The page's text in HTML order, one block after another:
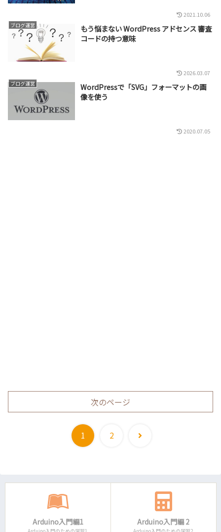
2021.10.06
ブログ運営
もう悩まない WordPress アドセンス 審査
コードの持つ意味
2026.03.07
ブログ運営
WordPressで「SVG」フォーマットの画
像を使う
2020.07.05
次のページ
1 2
次
Arduino入門編1 Arduino入門編 2